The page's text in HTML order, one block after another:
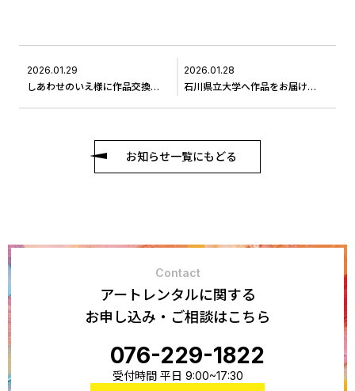
2026.01.29
しあわせのいえ様に作品交換に伺いました#6
2026.01.28
石川県立大学へ作品をお届けしました ＃4
お知らせ一覧にもどる
Contact
アートレンタルに関する
お申し込み・ご相談はこちら
076-229-1822
受付時間 平日 9:00~17:30